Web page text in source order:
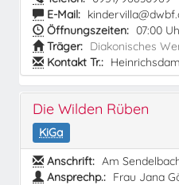
E-Mail:
Öffnungszeiten: 07:00
Träger: Diakonisches
Kontakt Tr.:
Die Wilden Rüben
KiGa
Anschrift: Am
Ansprechp.: Frau Jana